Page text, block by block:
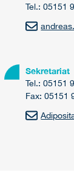
Tel.: 05151
Sekretariat
Tel.: 05151
Fax: 05151